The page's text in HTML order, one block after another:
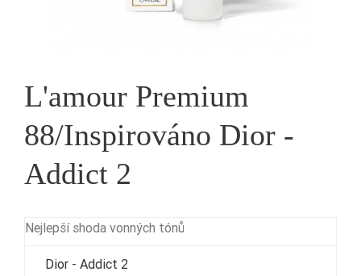
L'amour Premium
88/Inspirováno Dior -
Addict 2
Nejlepší shoda vonných tónů
Dior - Addict 2